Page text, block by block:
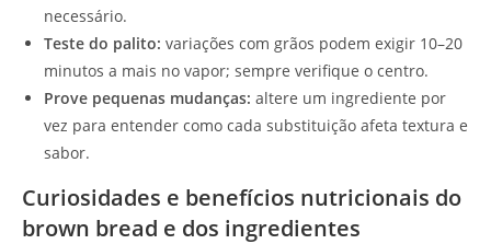
necessário.
Teste do palito: variações com grãos podem exigir 10–20
minutos a mais no vapor; sempre verifique o centro.
Prove pequenas mudanças: altere um ingrediente por
vez para entender como cada substituição afeta textura e
sabor.
Curiosidades e benefícios nutricionais do
brown bread e dos ingredientes